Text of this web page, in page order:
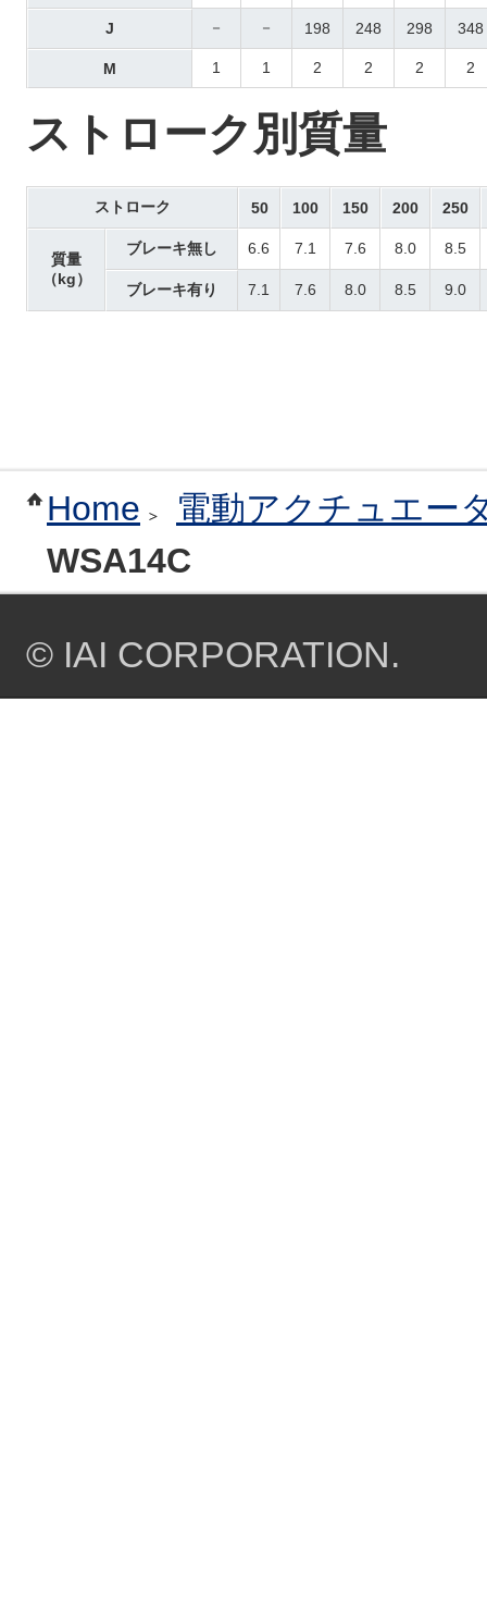
J － － 198 248 298 348
M 1 1 2 2 2 2
ストローク別質量
ストローク 50 100 150 200 250
質量
（kg）
ブレーキ無し 6.6 7.1 7.6 8.0 8.5
ブレーキ有り 7.1 7.6 8.0 8.5 9.0
Home
電動アクチュエー
WSA14C
© IAI CORPORATION.